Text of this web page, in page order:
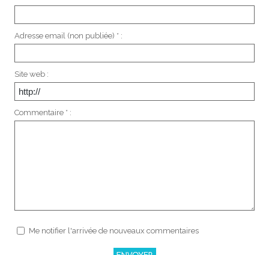
Adresse email (non publiée) * :
Site web :
Commentaire * :
Me notifier l'arrivée de nouveaux commentaires